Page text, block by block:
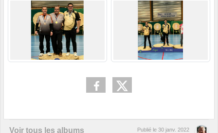
Voir tous les albums Publié le 30 janv. 2022